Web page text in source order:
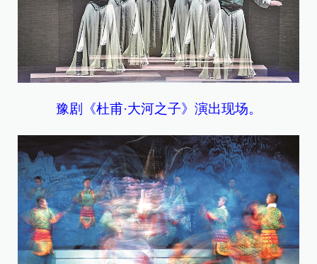
豫剧《杜甫·大河之子》演出现场。